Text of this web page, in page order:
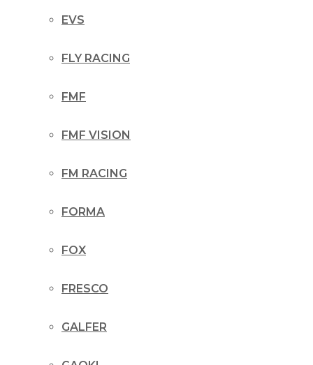
EVS
FLY RACING
FMF
FMF VISION
FM RACING
FORMA
FOX
FRESCO
GALFER